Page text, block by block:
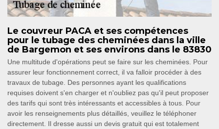
Le couvreur PACA et ses compétences
pour le tubage des cheminées dans la ville
de Bargemon et ses environs dans le 83830
Une multitude d'opérations peut se faire sur les cheminées. Pour
assurer leur fonctionnement correct, il va falloir procéder à des
travaux de tubage. Des personnes ayant les qualifications
requises doivent s'en charger et n'oubliez pas qu'il peut proposer
des tarifs qui sont très intéressants et accessibles à tous. Pour
avoir les renseignements plus détaillés, veuillez le téléphoner
directement. Il dresse aussi un devis gratuit qui est totalement